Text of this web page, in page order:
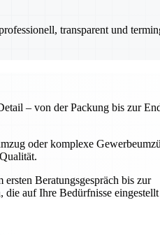
transparent und
– von der Packung bis zur
oder komplexe
Beratungsgespräch bis zur
die auf Ihre Bedürfnisse eingestellt